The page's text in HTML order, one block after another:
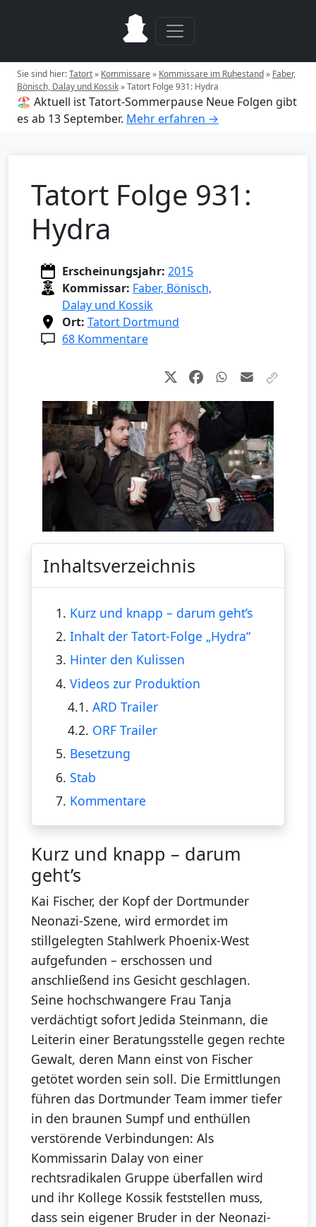
Sie sind hier:Tatort» Kommissare» Kommissare im Ruhestand» Faber,
Bönisch, Dalay und Kossik»Tatort Folge 931: Hydra
🏖️ Aktuell ist Tatort-Sommerpause Neue Folgen gibt
es ab 13 September. Mehr erfahren →
Tatort Folge 931:
Hydra
Erscheinungsjahr: 2015
Kommissar: Faber, Bönisch,
Dalay und Kossik
Ort: Tatort Dortmund
68 Kommentare
Inhaltsverzeichnis
1. Kurz und knapp – darum geht’s
2. Inhalt der Tatort-Folge „Hydra“
3. Hinter den Kulissen
4. Videos zur Produktion
4.1.ARD Trailer
4.2. ORF Trailer
5. Besetzung
6. Stab
7. Kommentare
Kurz und knapp – darum
geht’s
Kai Fischer, der Kopf der Dortmunder
Neonazi-Szene, wird ermordet im
stillgelegten Stahlwerk Phoenix-West
aufgefunden – erschossen und
anschließend ins Gesicht geschlagen.
Seine hochschwangere Frau Tanja
verdächtigt sofort Jedida Steinmann, die
Leiterin einer Beratungsstelle gegen rechte
Gewalt, deren Mann einst von Fischer
getötet worden sein soll. Die Ermittlungen
führen das Dortmunder Team immer tiefer
in den braunen Sumpf und enthüllen
verstörende Verbindungen: Als
Kommissarin Dalay von einer
rechtsradikalen Gruppe überfallen wird
und ihr Kollege Kossik feststellen muss,
dass sein eigener Bruder in der Neonazi-